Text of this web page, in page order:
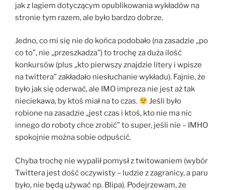
jak z lagiem dotyczącym opublikowania wykładów na
stronie tym razem, ale było bardzo dobrze.
Jedno, co mi się nie do końca podobało (na zasadzie „po
co to”, nie „przeszkadza”) to trochę za duża ilość
konkursów (plus „kto pierwszy znajdzie litery i wpisze
na twittera” zakładało niesłuchanie wykładu). Fajnie, że
było jak się oderwać, ale IMO impreza nie jest aż tak
nieciekawa, by ktoś miał na to czas.
Jeśli było
robione na zasadzie „jest czas i ktoś, kto nie ma nic
innego do roboty chce zrobić” to super, jeśli nie – IMHO
spokojnie można sobie odpuścić.
Chyba trochę nie wypalił pomysł z twitowaniem (wybór
Twittera jest dość oczywisty – ludzie z zagranicy, a paru
było, nie będą używać np. Blipa). Podejrzewam, że